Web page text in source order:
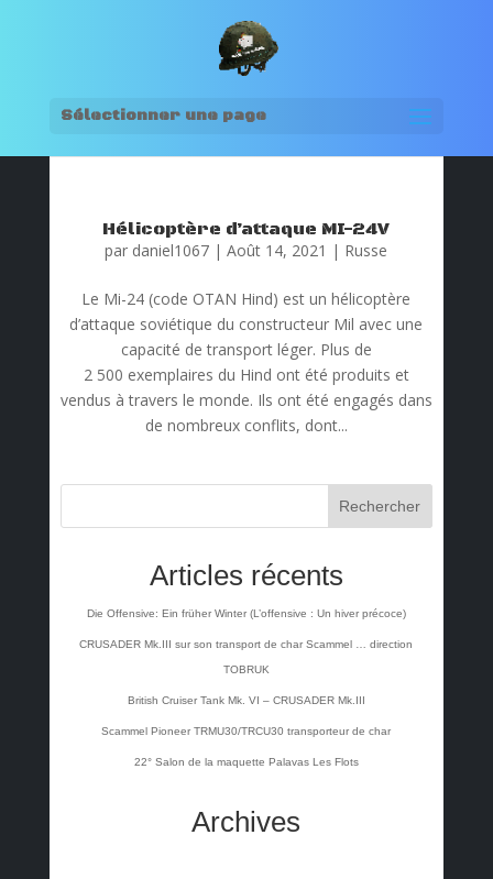
Sélectionner une page
Hélicoptère d’attaque MI-24V
par daniel1067 |Août 14, 2021 | Russe
Le Mi-24 (code OTAN Hind) est un hélicoptère
d’attaque soviétique du constructeur Mil avec une
capacité de transport léger. Plus de
2 500 exemplaires du Hind ont été produits et
vendus à travers le monde. Ils ont été engagés dans
de nombreux conflits, dont...
Rechercher
Articles récents
Die Offensive: Ein früher Winter (L’offensive : Un hiver précoce)
CRUSADER Mk.III sur son transport de char Scammel … direction
TOBRUK
British Cruiser Tank Mk. VI – CRUSADER Mk.III
Scammel Pioneer TRMU30/TRCU30 transporteur de char
22° Salon de la maquette Palavas Les Flots
Archives